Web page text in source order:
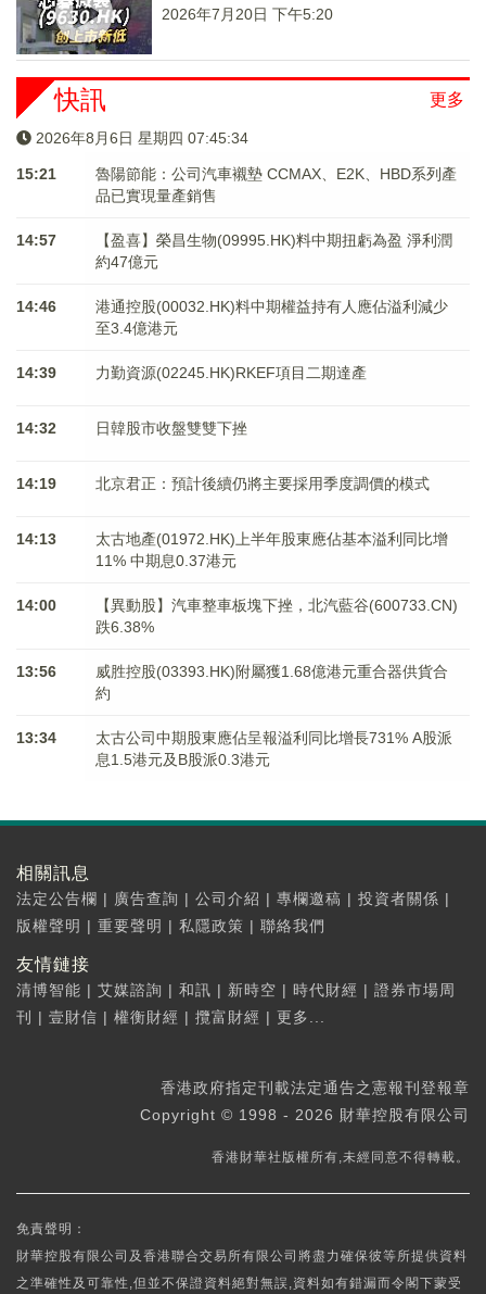
2026年7月20日 下午5:20
更多
快訊
2026年8月6日 星期四 07:45:34
15:21
魯陽節能：公司汽車襯墊 CCMAX、E2K、HBD系列產
品已實現量產銷售
14:57
【盈喜】榮昌生物(09995.HK)料中期扭虧為盈 淨利潤
約47億元
14:46
港通控股(00032.HK)料中期權益持有人應佔溢利減少
至3.4億港元
14:39 力勤資源(02245.HK)RKEF項目二期達產
14:32 日韓股市收盤雙雙下挫
14:19 北京君正：預計後續仍將主要採用季度調價的模式
14:13
太古地產(01972.HK)上半年股東應佔基本溢利同比增
11% 中期息0.37港元
14:00
【異動股】汽車整車板塊下挫，北汽藍谷(600733.CN)
跌6.38%
13:56
威胜控股(03393.HK)附屬獲1.68億港元重合器供貨合
約
13:34
太古公司中期股東應佔呈報溢利同比增長731% A股派
息1.5港元及B股派0.3港元
相關訊息
法定公告欄 | 廣告查詢 | 公司介紹 | 專欄邀稿 | 投資者關係 |
版權聲明 | 重要聲明 | 私隱政策 | 聯絡我們
友情鏈接
清博智能 | 艾媒諮詢 | 和訊 | 新時空 | 時代財經 | 證券市場周
刊
| 壹財信 | 權衡財經 | 攬富財經 | 更多...
香港政府指定刊載法定通告之憲報刊登報章
Copyright © 1998 - 2026 財華控股有限公司
香港財華社版權所有,未經同意不得轉載。
免責聲明：
財華控股有限公司及香港聯合交易所有限公司將盡力確保彼等所提供資料
之準確性及可靠性,但並不保證資料絕對無誤,資料如有錯漏而令閣下蒙受